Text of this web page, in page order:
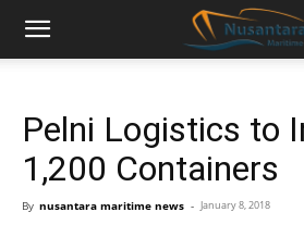
Pelni Logistics to
1,200 Containers
By nusantara maritime news - January 8, 2018